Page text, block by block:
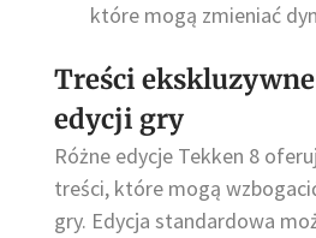
które mogą zmieniać
Treści ekskluzywne
edycji gry
Różne edycje Tekken 8
treści, które mogą
gry. Edycja standardowa